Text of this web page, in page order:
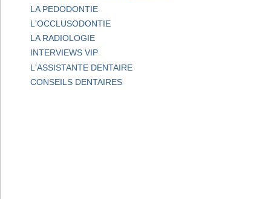
LA PEDODONTIE
L'OCCLUSODONTIE
LA RADIOLOGIE
INTERVIEWS VIP
L'ASSISTANTE DENTAIRE
CONSEILS DENTAIRES